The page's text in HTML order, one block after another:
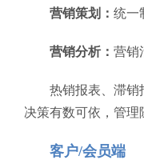
营销策划： 统一
营销分析： 营销
热销报表、滞销
决策有数可依，管
客户/会员端